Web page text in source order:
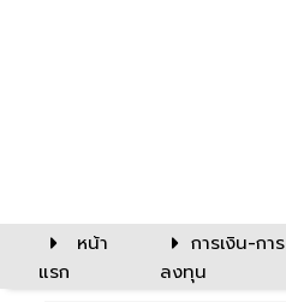
หน้า
แรก
การเงิน-การ
ลงทุน